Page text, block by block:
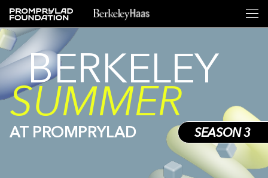
BERKELEY
SUMMER
AT PROMPRYLAD